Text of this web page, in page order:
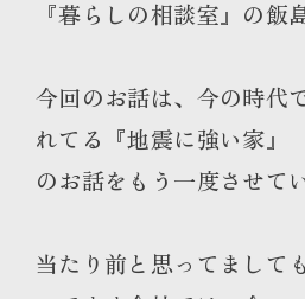
『暮らしの相談室』の飯
今回のお話は、今の時代
れてる『地震に強い家』
のお話をもう一度させて
当たり前と思ってまして